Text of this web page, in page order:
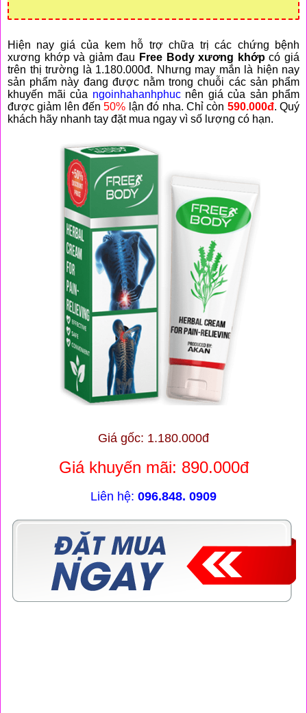
Hiện nay giá của kem hỗ trợ chữa trị các chứng bệnh
xương khớp và giảm đau Free Bodyxương khớpcó giá
trên thị trường là 1.180.000đ. Nhưng may mắn là hiện nay
sản phẩm này đang được nằm trong chuỗi các sản phẩm
khuyến mãi của ngoinhahanhphucnên giá của sản phẩm
được giảm lên đến50% lận đó nha. Chỉ còn 590.000đ. Quý
khách hãy nhanh tay đặt mua ngay vì số lượng có hạn.
Giá gốc: 1.180.000đ
Giá khuyến mãi: 890.000đ
Liên hệ: 096.848. 0909